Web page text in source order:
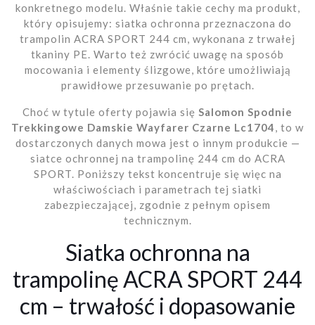
konkretnego modelu. Właśnie takie cechy ma produkt,
który opisujemy: siatka ochronna przeznaczona do
trampolin ACRA SPORT 244 cm, wykonana z trwałej
tkaniny PE. Warto też zwrócić uwagę na sposób
mocowania i elementy ślizgowe, które umożliwiają
prawidłowe przesuwanie po prętach.
Choć w tytule oferty pojawia się Salomon Spodnie
Trekkingowe Damskie Wayfarer Czarne Lc1704, to w
dostarczonych danych mowa jest o innym produkcie —
siatce ochronnej na trampolinę 244 cm do ACRA
SPORT. Poniższy tekst koncentruje się więc na
właściwościach i parametrach tej siatki
zabezpieczającej, zgodnie z pełnym opisem
technicznym.
Siatka ochronna na
trampolinę ACRA SPORT 244
cm – trwałość i dopasowanie